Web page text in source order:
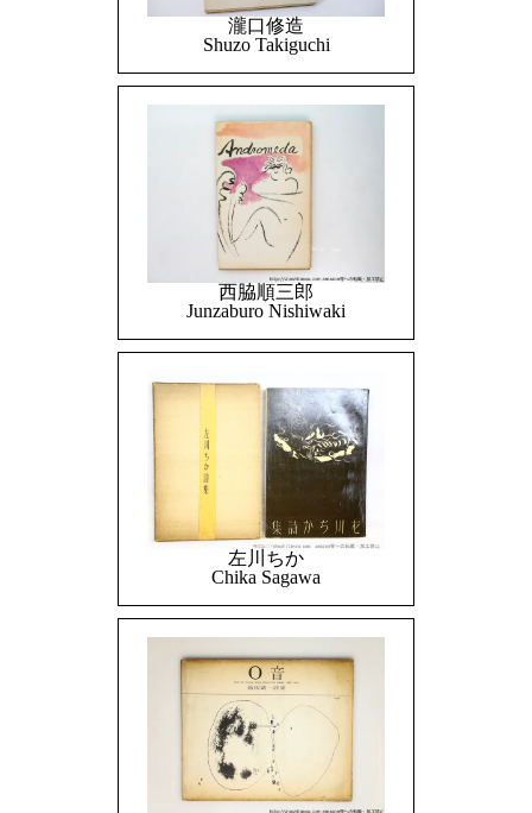
瀧口修造
Shuzo Takiguchi
西脇順三郎
Junzaburo Nishiwaki
左川ちか
Chika Sagawa